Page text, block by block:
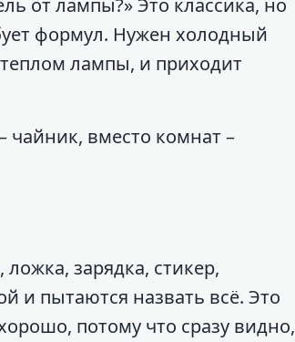
от лампы?» Это классика, но
формул. Нужен холодный
лампы, и приходит
чайник, вместо комнат –
зарядка, стикер,
и пытаются назвать всё. Это
потому что сразу видно,